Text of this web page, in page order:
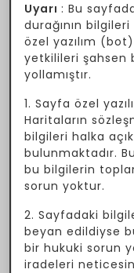
Uyarı : Bu
durağının bilgileri
özel yazılım
yetkilileri şahsen
yollamıştır.
1. Sayfa özel
Haritaların
bilgileri halka
bulunmaktadır.
bu bilgilerin
sorun yoktur.
2. Sayfadaki
beyan edildiyse
bir hukuki sorun
iradeleri